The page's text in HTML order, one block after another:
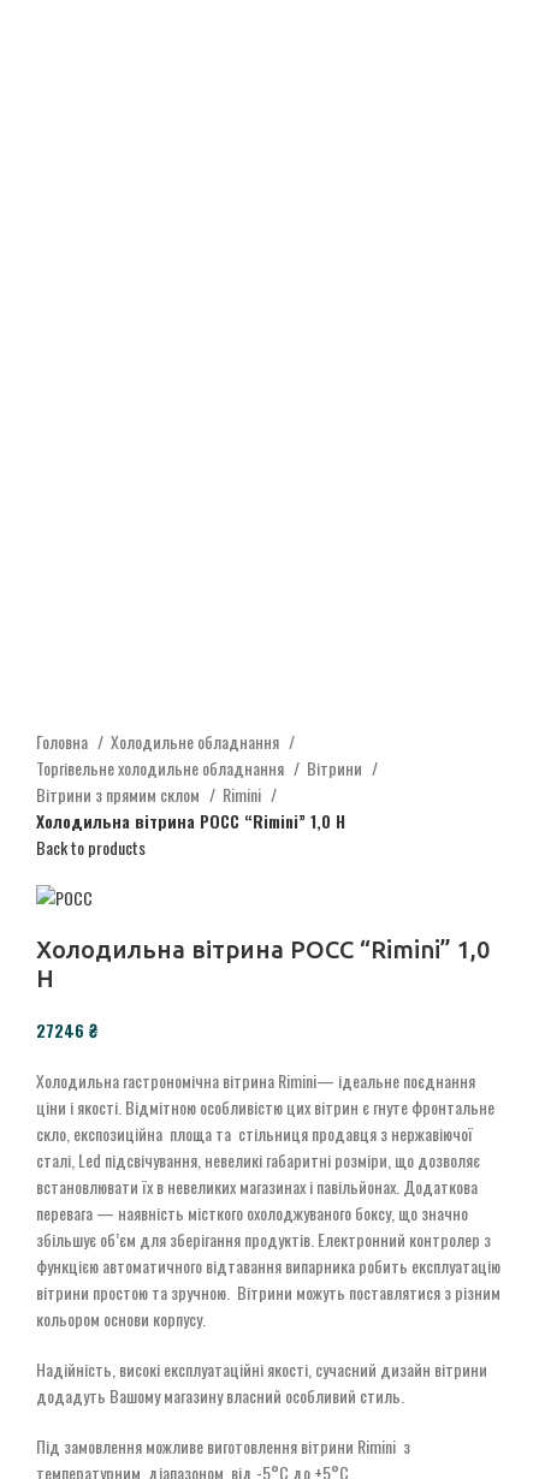
Головна
Холодильне обладнання
Торгівельне холодильне обладнання
Вітрини
Вітрини з прямим склом
Rimini
Холодильна вітрина РОСС “Rimini” 1,0 Н
Back to products
Холодильна вітрина РОСС “Rimini” 1,0
Н
₴
Холодильна гастрономічна вітрина Rimini— ідеальне поєднання
ціни і якості. Відмітною особливістю цих вітрин є гнуте фронтальне
скло, експозиційна площа та стільниця продавця з нержавіючої
сталі, Led ­підсвічування, невеликі габаритні розміри, що дозволяє
встановлювати їх в невеликих магазинах і павільйонах. Додаткова
перевага — наявність місткого охолоджуваного боксу, що значно
збільшує об’єм для зберігання продуктів. Електронний контролер з
функцією автоматичного відтавання випарника робить експлуатацію
вітрини простою та зручною. Вітрини можуть поставлятися з різним
кольором основи корпусу.
Надійність, високі експлуатаційні якості, сучасний дизайн вітрини
додадуть Вашому магазину власний особливий стиль.
Під замовлення можливе виготовлення вітрини Rimini з
температурним діапазоном від -­5°С до +5°С.